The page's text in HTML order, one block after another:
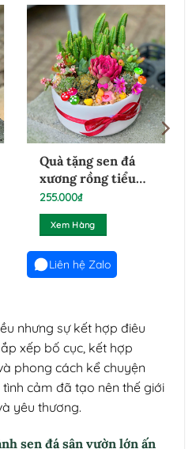
Quà tặng sen đá
xương rồng tiểu
cảnh nhỏ I
24022633
255.000₫
Xem Hàng
Liên hệ Zalo
nhưng sự kết hợp điêu
xếp bố cục, kết hợp
phong cách kể chuyện
cảm đã tạo nên thế giới
yêu thương.
sen đá sân vườn lớn ấn